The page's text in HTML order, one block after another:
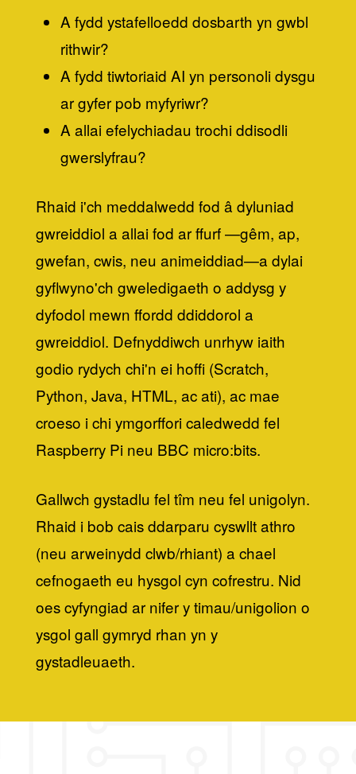
A fydd ystafelloedd dosbarth yn gwbl
rithwir?
A fydd tiwtoriaid AI yn personoli dysgu
ar gyfer pob myfyriwr?
A allai efelychiadau trochi ddisodli
gwerslyfrau?
Rhaid i'ch meddalwedd fod â dyluniad
gwreiddiol a allai fod ar ffurf —gêm, ap,
gwefan, cwis, neu animeiddiad—a dylai
gyflwyno'ch gweledigaeth o addysg y
dyfodol mewn ffordd ddiddorol a
gwreiddiol. Defnyddiwch unrhyw iaith
godio rydych chi'n ei hoffi (Scratch,
Python, Java, HTML, ac ati), ac mae
croeso i chi ymgorffori caledwedd fel
Raspberry Pi neu BBC micro:bits.
Gallwch gystadlu fel tîm neu fel unigolyn.
Rhaid i bob cais ddarparu cyswllt athro
(neu arweinydd clwb/rhiant) a chael
cefnogaeth eu hysgol cyn cofrestru. Nid
oes cyfyngiad ar nifer y timau/unigolion o
ysgol gall gymryd rhan yn y
gystadleuaeth.